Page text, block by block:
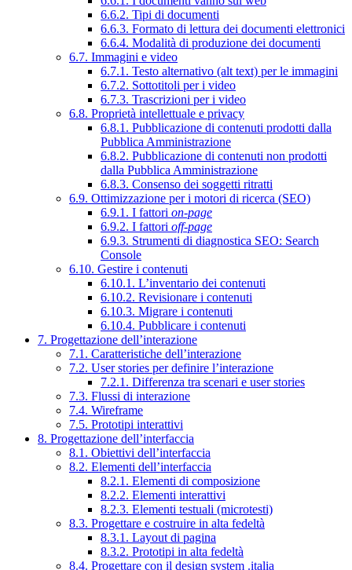
6.6.2. Tipi di documenti
6.6.3. Formato di lettura dei documenti elettronici
6.6.4. Modalità di produzione dei documenti
6.7. Immagini e video
6.7.1. Testo alternativo (alt text) per le immagini
6.7.2. Sottotitoli per i video
6.7.3. Trascrizioni per i video
6.8. Proprietà intellettuale e privacy
6.8.1. Pubblicazione di contenuti prodotti dalla
Pubblica Amministrazione
6.8.2. Pubblicazione di contenuti non prodotti
dalla Pubblica Amministrazione
6.8.3. Consenso dei soggetti ritratti
6.9. Ottimizzazione per i motori di ricerca (SEO)
6.9.1. I fattori on-page
6.9.2. I fattori off-page
6.9.3. Strumenti di diagnostica SEO: Search
Console
6.10. Gestire i contenuti
6.10.1. L’inventario dei contenuti
6.10.2. Revisionare i contenuti
6.10.3. Migrare i contenuti
6.10.4. Pubblicare i contenuti
7. Progettazione dell’interazione
7.1. Caratteristiche dell’interazione
7.2. User stories per definire l’interazione
7.2.1. Differenza tra scenari e user stories
7.3. Flussi di interazione
7.4. Wireframe
7.5. Prototipi interattivi
8. Progettazione dell’interfaccia
8.1. Obiettivi dell’interfaccia
8.2. Elementi dell’interfaccia
8.2.1. Elementi di composizione
8.2.2. Elementi interattivi
8.2.3. Elementi testuali (microtesti)
8.3. Progettare e costruire in alta fedeltà
8.3.1. Layout di pagina
8.3.2. Prototipi in alta fedeltà
8.4. Progettare con il design system .italia